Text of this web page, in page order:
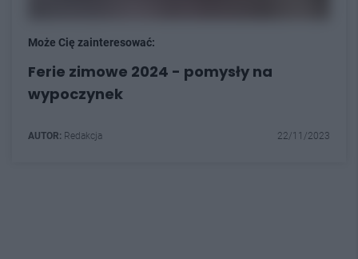
Może Cię zainteresować:
Ferie zimowe 2024 - pomysły na
wypoczynek
AUTOR: Redakcja 22/11/2023